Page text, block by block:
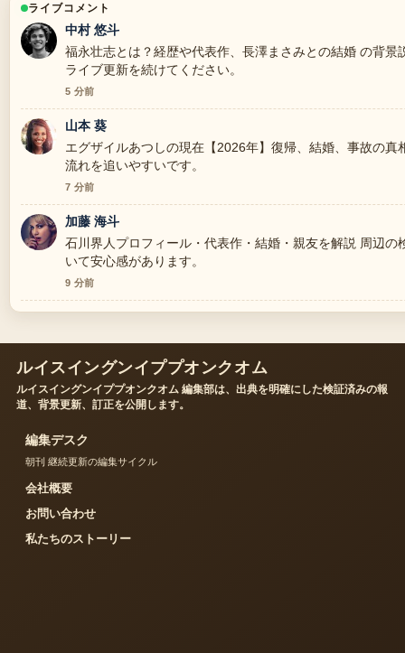
ライブコメント
中村 悠斗
福永壮志とは？経歴や代表作、長澤まさみとの結婚 の背景
ライブ更新を続けてください。
5 分前
山本 葵
エグザイルあつしの現在【2026年】復帰、結婚、事故の真
流れを追いやすいです。
7 分前
加藤 海斗
石川界人プロフィール・代表作・結婚・親友を解説 周辺の
いて安心感があります。
9 分前
ルイスイングンイププオンクオム
ルイスイングンイププオンクオム 編集部は、出典を明確にした検証済みの報
道、背景更新、訂正を公開します。
編集デスク
朝刊 継続更新の編集サイクル
会社概要
お問い合わせ
私たちのストーリー